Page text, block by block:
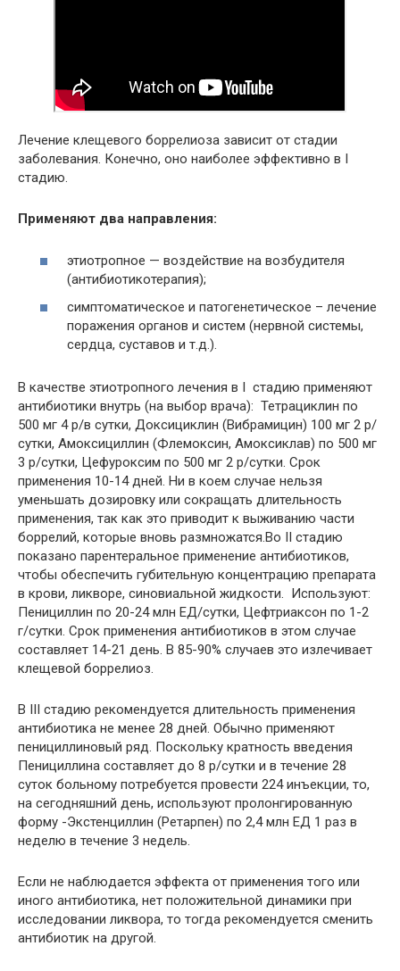
Лечение клещевого боррелиоза зависит от стадии
заболевания. Конечно, оно наиболее эффективно в I
стадию.
Применяют два направления:
этиотропное — воздействие на возбудителя
(антибиотикотерапия);
симптоматическое и патогенетическое – лечение
поражения органов и систем (нервной системы,
сердца, суставов и т.д.).
В качестве этиотропного лечения в I стадию применяют
антибиотики внутрь (на выбор врача): Тетрациклин по
500 мг 4 р/в сутки, Доксициклин (Вибрамицин) 100 мг 2 р/
сутки, Амоксициллин (Флемоксин, Амоксиклав) по 500 мг
3 р/сутки, Цефуроксим по 500 мг 2 р/сутки. Срок
применения 10-14 дней. Ни в коем случае нельзя
уменьшать дозировку или сокращать длительность
применения, так как это приводит к выживанию части
боррелий, которые вновь размножатся.Во II стадию
показано парентеральное применение антибиотиков,
чтобы обеспечить губительную концентрацию препарата
в крови, ликворе, синовиальной жидкости. Используют:
Пенициллин по 20-24 млн ЕД/сутки, Цефтриаксон по 1-2
г/сутки. Срок применения антибиотиков в этом случае
составляет 14-21 день. В 85-90% случаев это излечивает
клещевой боррелиоз.
В III стадию рекомендуется длительность применения
антибиотика не менее 28 дней. Обычно применяют
пенициллиновый ряд. Поскольку кратность введения
Пенициллина составляет до 8 р/сутки и в течение 28
суток больному потребуется провести 224 инъекции, то,
на сегодняшний день, используют пролонгированную
форму -Экстенциллин (Ретарпен) по 2,4 млн ЕД 1 раз в
неделю в течение 3 недель.
Если не наблюдается эффекта от применения того или
иного антибиотика, нет положительной динамики при
исследовании ликвора, то тогда рекомендуется сменить
антибиотик на другой.